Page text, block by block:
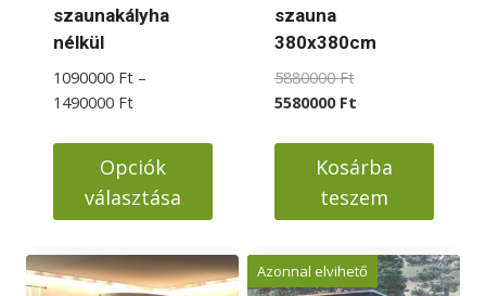
szaunakályha
nélkül
1090000 Ft –
1490000 FtÁ
a
r
t
o
m
Opciók
választása
n
szauna
380x380cm
5880000FtO
r
i
n
a
l
p
5580000 FtC
r
e
n
t
p
Kosárba
teszem
Azonnal elvihető